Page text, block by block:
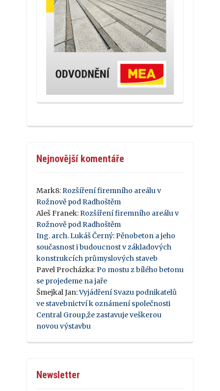
Nejnovější komentáře
Mark8:Rozšíření firemního areálu v
Rožnově pod Radhoštěm
Aleš Franek:Rozšíření firemního areálu v
Rožnově pod Radhoštěm
Ing. arch. Lukáš Černý:Pěnobeton a jeho
současnost i budoucnost v základových
konstrukcích průmyslových staveb
Pavel Procházka:Po mostu z bílého betonu
se projedeme na jaře
Šmejkal Jan:Vyjádření Svazu podnikatelů
ve stavebnictví k oznámení společnosti
Central Group,že zastavuje veškerou
novou výstavbu
Newsletter